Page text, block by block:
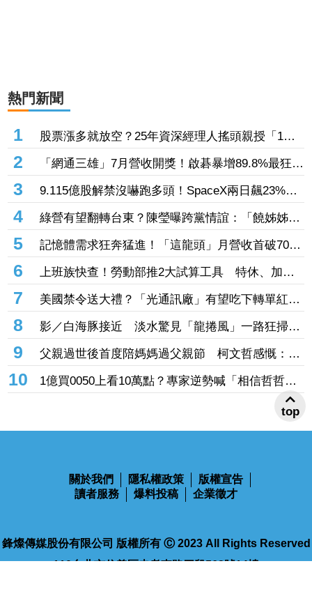
熱門新聞
1
股票漲多就放空？25年資深經理人搖頭親授「1絕
招」抓買賣時機：看誰占上風
2
「網通三雄」7月營收開獎！啟碁暴增89.8%最狂
這2檔也創同期新高
3
9.115億股解禁沒嚇跑多頭！SpaceX兩日飆23%
離IPO價只差一步
4
綠營有望翻轉台東？陳瑩曝跨黨情誼：「饒姊姊」
曾親授「這職位」
5
記憶體需求狂奔猛進！「這龍頭」月營收首破70億
創新高 前七月年增飆破137%
6
上班族快查！勞動部推2大試算工具 特休、加班
費一鍵算清楚
7
美國禁令送大禮？「光通訊廠」有望吃下轉單紅
利 訂單能見度直達年底
8
影／白海豚接近 淡水驚見「龍捲風」一路狂掃震
撼畫面曝！
9
父親過世後首度陪媽媽過父親節 柯文哲感慨：有
些事情真的不能等
10
1億買0050上看10萬點？專家逆勢喊「相信哲哲」
加碼3招揪出錯殺黑馬股
關於我們 隱私權政策
版權宣告
讀者服務
爆料投稿 企業徵才
鋒燦傳媒股份有限公司 版權所有 Ⓒ 2023 All Rights Reserved
110台北市信義區忠孝東路四段563號14樓
top